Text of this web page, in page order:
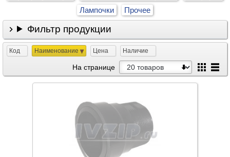
Лампочки
Прочее
Фильтр продукции
Код Наименование Цена Наличие
На странице